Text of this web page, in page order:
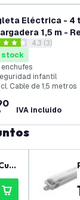
deseos
Eléctrica - 4
1,5 m -
- Negro
abrir el panel
de puntuación
4.3 (3)
stock
enchufes
infantil
Cable de 1,5 metros
IVA incluido